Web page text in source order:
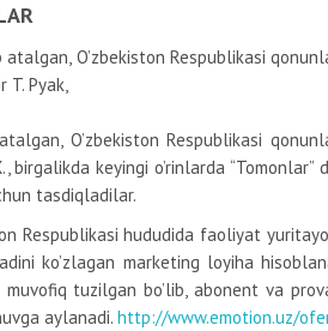
atalgan, O’zbekiston Respublikasi
T. Pyak,
O’zbekiston Respublikasi
birgalikda keyingi o’rinlarda
tasdiqladilar.
Respublikasi hududida faoliyat
ko’zlagan marketing loyiha
tuzilgan bo’lib, abonent va
aylanadi. http://www.emotion.uz/